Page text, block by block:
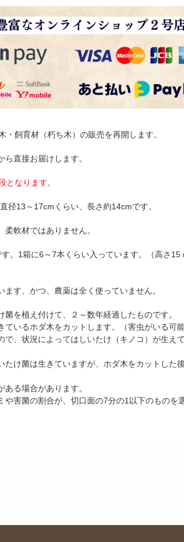
・飼育材（朽ち木）の販売を再開します。
ら直接お届けします。
となります。
径13～17cmくらい、長さ約14cmです。
軟材ではありません。
。1箱に6～7本くらい入っています。（高さ
す、かつ、農薬は全く使っていません。
菌を植え付けて、２～数年経過したものです。
いるホダ木をカットします。（害虫がいる可
で、状況によってはしいたけ（キノコ）が生え
たけ菌は生きていますが、ホダ木をカットした
る場合があります。
や害菌の割合が、切口面の7分の1以下のものを